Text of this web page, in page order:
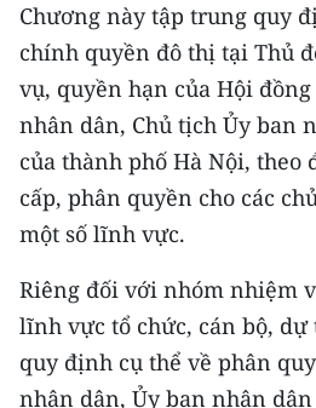
Infographic
TIN MỚI
TIN ĐỊA PHƯƠNG
Trung du và miền núi phía Bắc
Bắc Trung Bộ
Duyên hải Nam Trung Bộ và
Chương này tập trung quy
chính quyền đô thị tại Thủ
vụ, quyền hạn của Hội
nhân dân, Chủ tịch Ủy ban
của thành phố Hà Nội, theo
cấp, phân quyền cho các
một số lĩnh vực.
Riêng đối với nhóm nhiệm
lĩnh vực tổ chức, cán bộ, dự
quy định cụ thể về phân
nhân dân, Ủy ban nhân